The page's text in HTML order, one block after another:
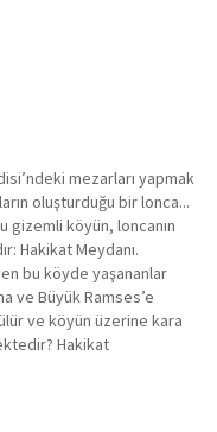
mezarları yapmak
oluşturduğu bir lonca...
gizemli köyün, loncanın
Hakikat Meydanı.
bu köyde yaşananlar
ve Büyük Ramses’e
ve köyün üzerine kara
Hakikat